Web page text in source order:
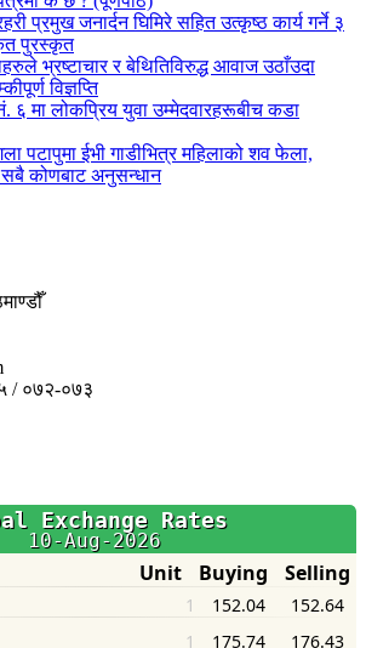
प्रमुख जनार्दन घिमिरे सहित उत्कृष्ठ कार्य गर्ने ३
पुरस्कृत
भ्रष्टाचार र बेथितिविरुद्ध आवाज उठाँउदा
विज्ञप्ति
६ मा लोकप्रिय युवा उम्मेदवारहरूबीच कडा
पटापुमा ईभी गाडीभित्र महिलाको शव फेला,
सबै कोणबाट अनुसन्धान
/ ०७२-०७३